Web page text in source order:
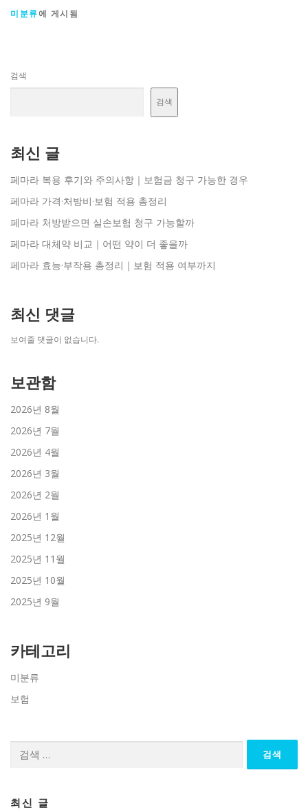
미분류에 게시됨
검색
검색
최신 글
페마라 복용 후기와 주의사항｜보험금 청구 가능한 경우
페마라 가격·처방비·보험 적용 총정리
페마라 처방받으면 실손보험 청구 가능할까
페마라 대체약 비교｜어떤 약이 더 좋을까
페마라 효능·부작용 총정리｜보험 적용 여부까지
최신 댓글
보여줄 댓글이 없습니다.
보관함
2026년 8월
2026년 7월
2026년 4월
2026년 3월
2026년 2월
2026년 1월
2025년 12월
2025년 11월
2025년 10월
2025년 9월
카테고리
미분류
보험
최신 글